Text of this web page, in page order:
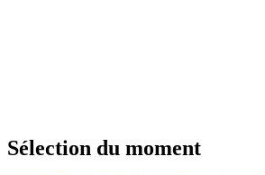
Sélection du moment